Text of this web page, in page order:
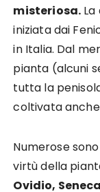
misteriosa. La
iniziata dai
in Italia. Dal
pianta (alcuni
tutta la
coltivata
Numerose
virtù della
Ovidio,